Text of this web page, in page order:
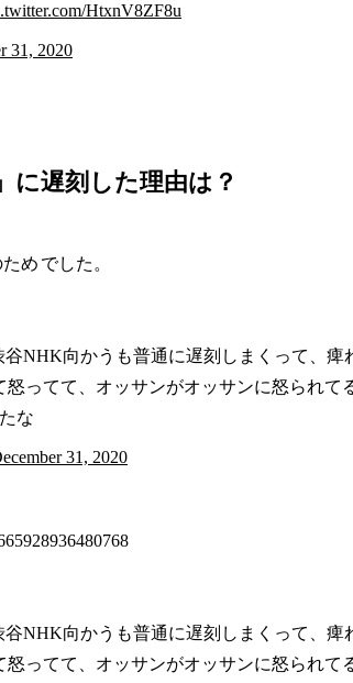
HtxnV8ZF8u
31, 2020
に遅刻した理由は？
め でした。
NHK向かうも普通に遅刻しまくって、痺
ってて、オッサンがオッサンに怒られて
な
31, 2020
NHK向かうも普通に遅刻しまくって、痺
ってて、オッサンがオッサンに怒られて